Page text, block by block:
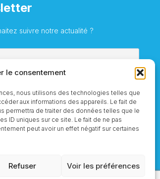
le consentement
nous utilisons des technologies telles que
aux informations des appareils. Le fait de
permettra de traiter des données telles que le
ID uniques sur ce site. Le fait de ne pas
peut avoir un effet négatif sur certaines
Refuser Voir les préférences
suivre notre actualité ?